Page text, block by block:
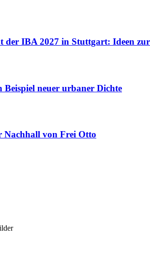
der IBA 2027 in Stuttgart: Ideen
neuer urbaner Dichte
Nachhall von Frei Otto